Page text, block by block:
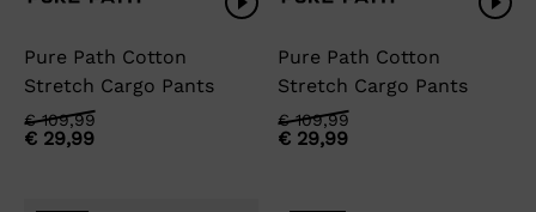
Pure Path Cotton
Stretch Cargo Pants
€109,99
Oorspronkelijke
prijs
€ 29,99
Huidige
prijs
Pure Path Cotton
Stretch Cargo Pants
€109,99
Oorspronkelijke
prijs
€ 29,99
Huidige
prijs